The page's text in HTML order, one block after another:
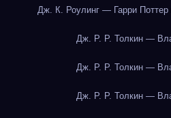
Дж. К. Роулинг — Гарри
Дж. Р. Р. Толкин —
Дж. Р. Р. Толкин —
Дж. Р. Р. Толкин —